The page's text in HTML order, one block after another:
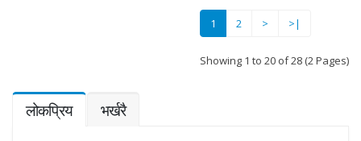
1 (current)
2 > >|
Showing 1 to 20 of 28 (2 Pages)
लोकप्रिय भर्खरै